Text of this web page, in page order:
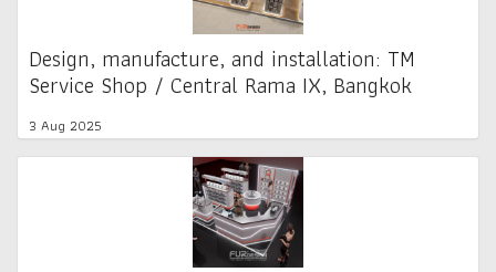
Design, manufacture, and installation: TM
Service Shop / Central Rama IX, Bangkok
3 Aug 2025